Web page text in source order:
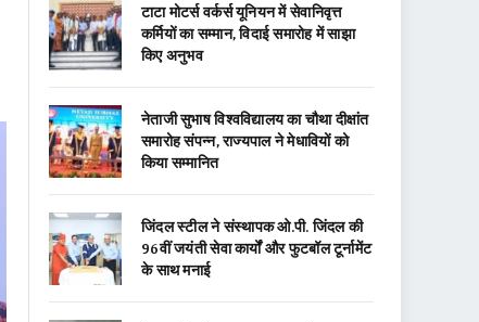
टाटा मोटर्स वर्कर्स यूनियन में सेवानिवृत्त
कर्मियों का सम्मान, विदाई समारोह में साझा
किए अनुभव
नेताजी सुभाष विश्वविद्यालय का चौथा दीक्षांत
समारोह संपन्न, राज्यपाल ने मेधावियों को
किया सम्मानित
जिंदल स्टील ने संस्थापक ओ.पी. जिंदल की
96वीं जयंती सेवा कार्यों और फुटबॉल टूर्नामेंट
के साथ मनाई